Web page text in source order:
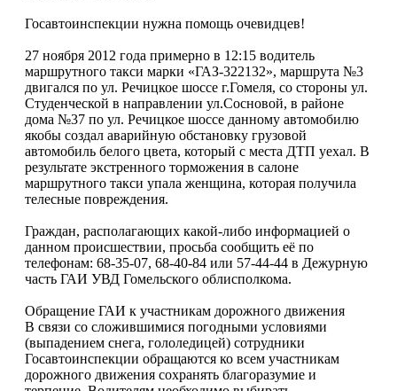
Госавтоинспекции нужна помощь очевидцев!
27 ноября 2012 года примерно в 12:15 водитель
маршрутного такси марки «ГАЗ-322132», маршрута №3
двигался по ул. Речицкое шоссе г.Гомеля, со стороны ул.
Студенческой в направлении ул.Сосновой, в районе
дома №37 по ул. Речицкое шоссе данному автомобилю
якобы создал аварийную обстановку грузовой
автомобиль белого цвета, который с места ДТП уехал. В
результате экстренного торможения в салоне
маршрутного такси упала женщина, которая получила
телесные повреждения.
Граждан, располагающих какой-либо информацией о
данном происшествии, просьба сообщить её по
телефонам: 68-35-07, 68-40-84 или 57-44-44 в Дежурную
часть ГАИ УВД Гомельского облисполкома.
Обращение ГАИ к участникам дорожного движения
В связи со сложившимися погодными условиями
(выпадением снега, гололедицей) сотрудники
Госавтоинспекции обращаются ко всем участникам
дорожного движения сохранять благоразумие и